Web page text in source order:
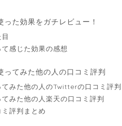
た効果をガチレビュー！
感じた効果の感想
ってみた他の人の口コミ評判
みた他の人のTwitterの口コミ評判
みた他の人楽天の口コミ評判
評判まとめ